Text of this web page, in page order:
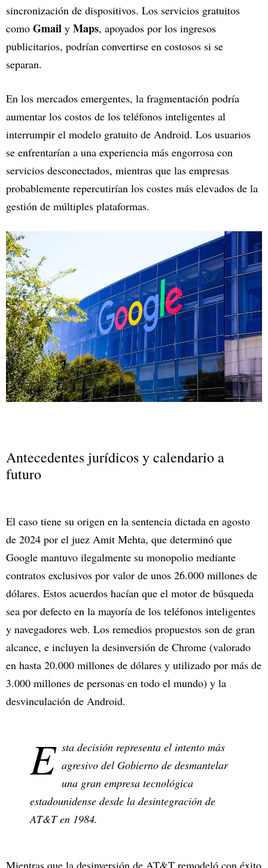
sincronización de dispositivos. Los servicios gratuitos
como Gmail y Maps, apoyados por los ingresos
publicitarios, podrían convertirse en costosos si se
separan.
En los mercados emergentes, la fragmentación podría
aumentar los costos de los teléfonos inteligentes al
interrumpir el modelo gratuito de Android. Los usuarios
se enfrentarían a una experiencia más engorrosa con
servicios desconectados, mientras que las empresas
probablemente repercutirían los costes más elevados de la
gestión de múltiples plataformas.
Antecedentes jurídicos y calendario a
futuro
El caso tiene su origen en la sentencia dictada en agosto
de 2024 por el juez Amit Mehta, que determinó que
Google mantuvo ilegalmente su monopolio mediante
contratos exclusivos por valor de unos 26.000 millones de
dólares. Estos acuerdos hacían que el motor de búsqueda
sea por defecto en la mayoría de los teléfonos inteligentes
y navegadores web. Los remedios propuestos son de gran
alcance, e incluyen la desinversión de Chrome (valorado
en hasta 20.000 millones de dólares y utilizado por más de
3.000 millones de personas en todo el mundo) y la
desvinculación de Android.
E sta decisión representa el intento más
agresivo del Gobierno de desmantelar
una gran empresa tecnológica
estadounidense desde la desintegración de
AT&T en 1984.
Mientras que la desinversión de AT&T remodeló con éxito